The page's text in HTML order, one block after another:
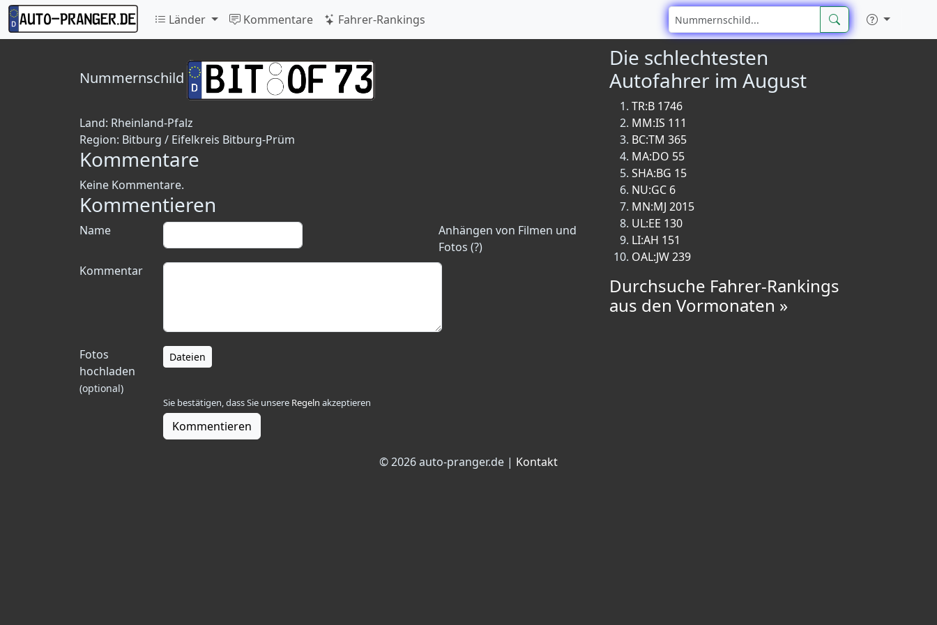
Länder Kommentare Fahrer-Rankings
Nummernschild
Land: Rheinland-Pfalz
Region: Bitburg / Eifelkreis Bitburg-Prüm
Kommentare
Keine Kommentare.
Kommentieren
Anhängen von Filmen und
Fotos (?)
Name
Kommentar
Fotos
hochladen
(optional)
Dateien
Sie bestätigen, dass Sie unsere Regeln akzeptieren
Kommentieren
Die schlechtesten
Autofahrer im August
TR:B 1746
MM:IS 111
BC:TM 365
MA:DO 55
SHA:BG 15
NU:GC 6
MN:MJ 2015
UL:EE 130
LI:AH 151
OAL:JW 239
Durchsuche Fahrer-Rankings
aus den Vormonaten »
© 2026 auto-pranger.de | Kontakt